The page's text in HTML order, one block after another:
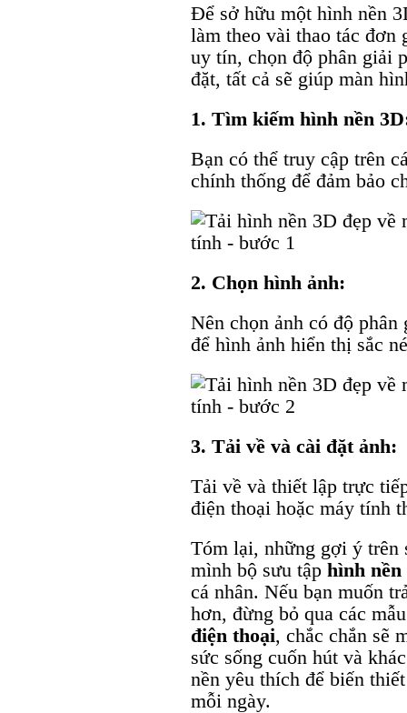
Để sở hữu một hình nền
làm theo vài thao tác
uy tín, chọn độ phân giải
đặt, tất cả sẽ giúp màn
1. Tìm kiếm hình nền
Bạn có thể truy cập trên
chính thống để đảm bảo
2. Chọn hình ảnh:
Nên chọn ảnh có độ
để hình ảnh hiển thị sắc
3. Tải về và cài đặt ảnh:
Tải về và thiết lập trực
điện thoại hoặc máy tính
Tóm lại, những gợi ý trên
mình bộ sưu tập hình nền
cá nhân. Nếu bạn muốn
hơn, đừng bỏ qua các
điện thoại, chắc chắn sẽ
sức sống cuốn hút và
nền yêu thích để biến
mỗi ngày.